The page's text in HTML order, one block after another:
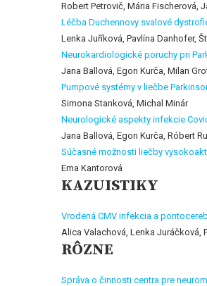
Robert Petrovič, Mária Fischerová,
Léčba Duchennovy svalové
Lenka Juříková, Pavlína Danhofer,
Neurokardiologické poruchy pri
Jana Ballová, Egon Kurča, Milan
Pumpové systémy v liečbe
Simona Stanková, Michal Minár
Neurologické aspekty infekcie
Jana Ballová, Egon Kurča, Róbert
Súčasné možnosti liečby
Ema Kantorová
KAZUISTIKY
Vrodená CMV infekcia a
Alica Valachová, Lenka Juráčková,
RÔZNE
Správa o činnosti centra pre